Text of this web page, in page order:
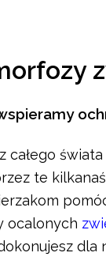
z całego
te
ocalonych
dla